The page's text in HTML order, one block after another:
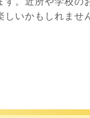
いかもしれませ